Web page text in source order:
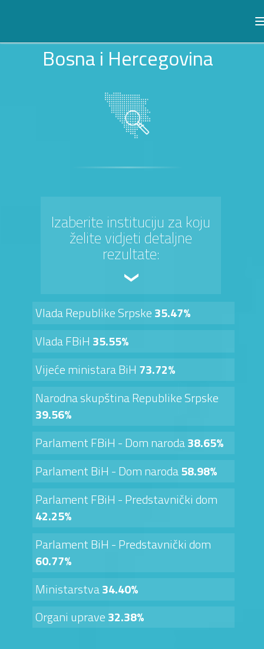
Bosna i Hercegovina
Izaberite instituciju za koju
želite vidjeti detaljne
rezultate:
Vlada Republike Srpske35.47%
Vlada FBiH 35.55%
Vijeće ministara BiH 73.72%
Narodna skupština Republike Srpske
39.56%
Parlament FBiH - Dom naroda38.65%
Parlament BiH - Dom naroda58.98%
Parlament FBiH - Predstavnički dom
42.25%
Parlament BiH - Predstavnički dom
60.77%
Ministarstva34.40%
Organi uprave32.38%